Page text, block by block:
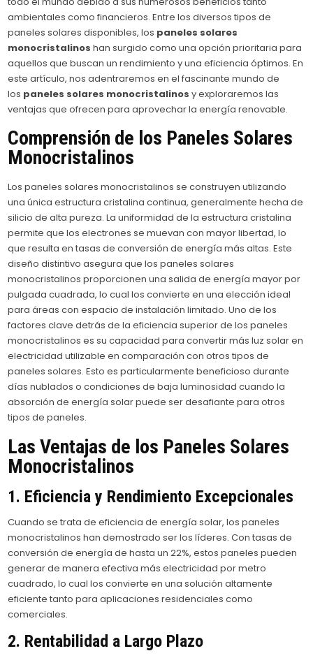
ambientales como financieros. Entre los diversos tipos de
paneles solares disponibles, los paneles solares
monocristalinos han surgido como una opción prioritaria para
aquellos que buscan un rendimiento y una eficiencia óptimos. En
este artículo, nos adentraremos en el fascinante mundo de
los paneles solares monocristalinos y exploraremos las
ventajas que ofrecen para aprovechar la energía renovable.
Comprensión de los Paneles Solares
Monocristalinos
Los paneles solares monocristalinos se construyen utilizando
una única estructura cristalina continua, generalmente hecha de
silicio de alta pureza. La uniformidad de la estructura cristalina
permite que los electrones se muevan con mayor libertad, lo
que resulta en tasas de conversión de energía más altas. Este
diseño distintivo asegura que los paneles solares
monocristalinos proporcionen una salida de energía mayor por
pulgada cuadrada, lo cual los convierte en una elección ideal
para áreas con espacio de instalación limitado. Uno de los
factores clave detrás de la eficiencia superior de los paneles
monocristalinos es su capacidad para convertir más luz solar en
electricidad utilizable en comparación con otros tipos de
paneles solares. Esto es particularmente beneficioso durante
días nublados o condiciones de baja luminosidad cuando la
absorción de energía solar puede ser desafiante para otros
tipos de paneles.
Las Ventajas de los Paneles Solares
Monocristalinos
1. Eficiencia y Rendimiento Excepcionales
Cuando se trata de eficiencia de energía solar, los paneles
monocristalinos han demostrado ser los líderes. Con tasas de
conversión de energía de hasta un 22%, estos paneles pueden
generar de manera efectiva más electricidad por metro
cuadrado, lo cual los convierte en una solución altamente
eficiente tanto para aplicaciones residenciales como
comerciales.
2. Rentabilidad a Largo Plazo